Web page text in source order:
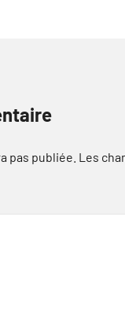
pas publiée. Les